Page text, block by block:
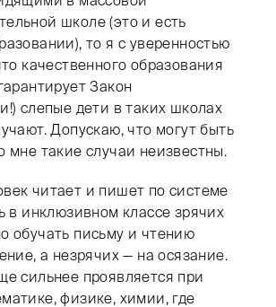
школе (это и есть
то я с уверенностью
качественного образования
Закон
слепые дети в таких школах
Допускаю, что могут быть
мне такие случаи неизвестны.
читает и пишет по системе
в инклюзивном классе зрячих
обучать письму и чтению
а незрячих — на осязание.
сильнее проявляется при
физике, химии, где